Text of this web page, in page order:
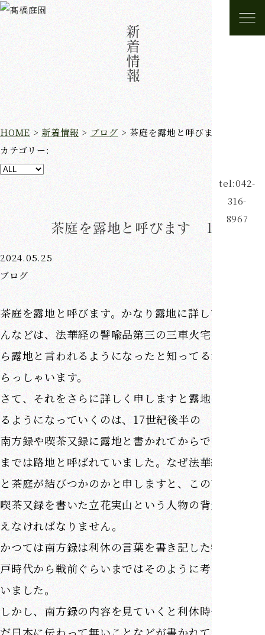
tel:042-
316-
8967
新着情報
HOME>新着情報 > ブログ> 茶庭を露地と呼びます 1
カテゴリー:
茶庭を露地と呼びます 1
2024.05.25
ブログ
茶庭を露地と呼びます。かなり露地に詳しい庭師さ
んなどは、法華経の譬喩品第三の三車火宅の譬えか
ら露地と言われるようになったと知ってるかたもい
らっしゃいます。
さて、それをさらに詳しく申しますと露地と呼ばれ
るようになっていくのは、17世紀後半の
南方録や喫茶又録に露地と書かれてからです。それ
までは路地と呼ばれていました。なぜ法華経の世界
と茶庭が結びつかのかと申しますと、この南方録や
喫茶又録を書いた立花実山という人物の背景から考
えなければなりません。
かつては南方録は利休の言葉を書き記した物だと江
戸時代から戦前ぐらいまではそのように考えられて
いました。
しかし、南方録の内容を見ていくと利休時代にはま